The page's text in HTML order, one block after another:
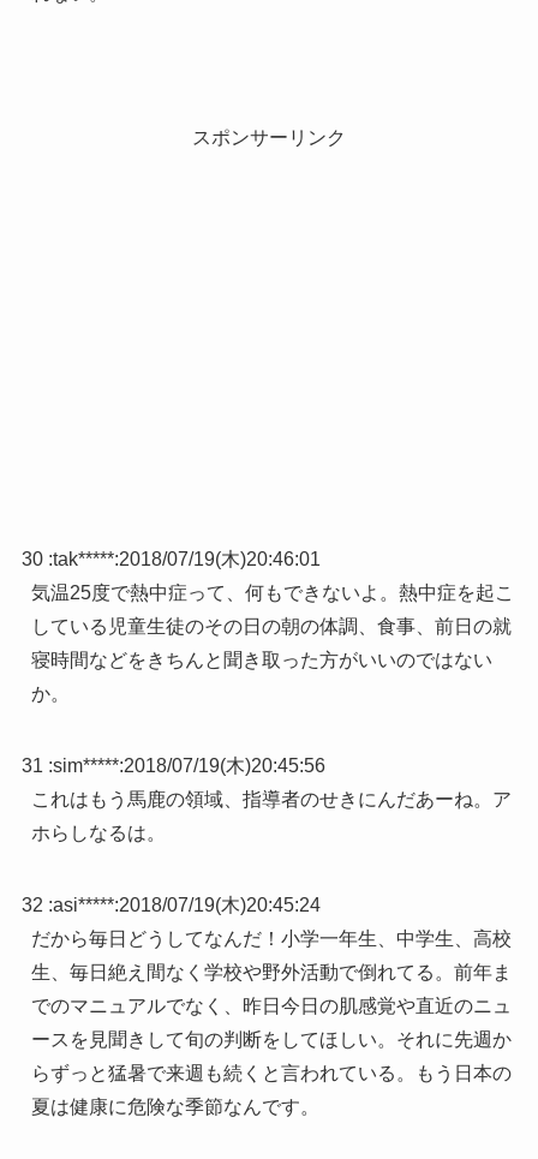
スポンサーリンク
30 :tak*****:2018/07/19(木)20:46:01
気温25度で熱中症って、何もできないよ。熱中症を起こ
している児童生徒のその日の朝の体調、食事、前日の就
寝時間などをきちんと聞き取った方がいいのではない
か。
31 :sim*****:2018/07/19(木)20:45:56
これはもう馬鹿の領域、指導者のせきにんだあーね。ア
ホらしなるは。
32 :asi*****:2018/07/19(木)20:45:24
だから毎日どうしてなんだ！小学一年生、中学生、高校
生、毎日絶え間なく学校や野外活動で倒れてる。前年ま
でのマニュアルでなく、昨日今日の肌感覚や直近のニュ
ースを見聞きして旬の判断をしてほしい。それに先週か
らずっと猛暑で来週も続くと言われている。もう日本の
夏は健康に危険な季節なんです。